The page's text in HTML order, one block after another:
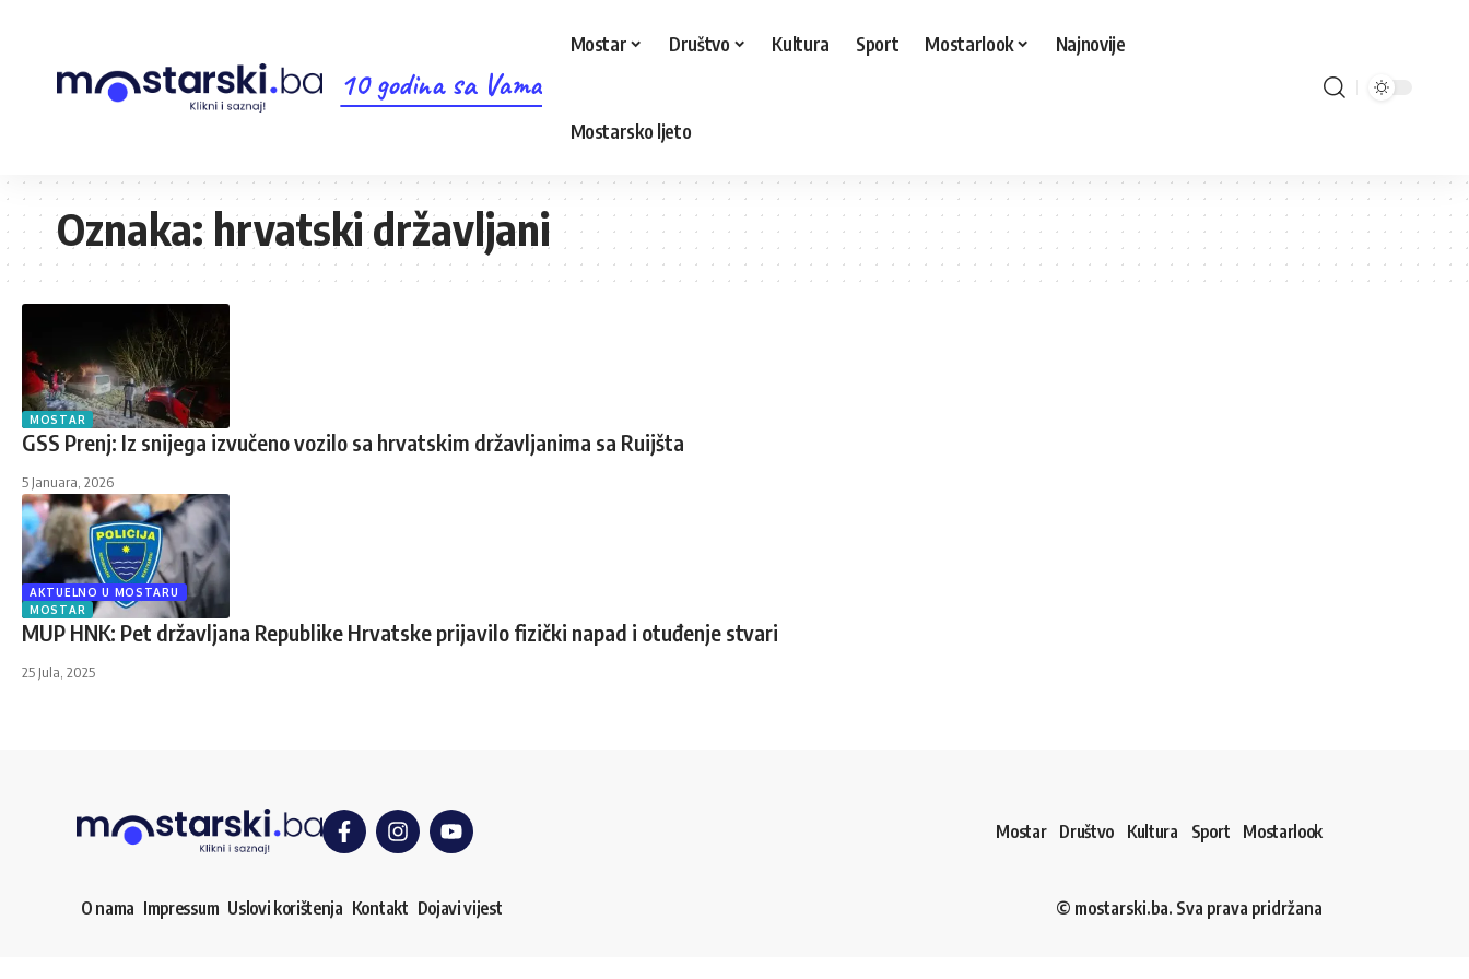
10 godina sa Vama
Mostar Društvo Kultura Sport Mostarlook Najnovije
Mostarsko ljeto
Oznaka:hrvatski državljani
MOSTAR
GSS Prenj: Iz snijega izvučeno vozilo sa hrvatskim državljanima sa Ruijšta
5 Januara, 2026
AKTUELNO U MOSTARU
MOSTAR
MUP HNK: Pet državljana Republike Hrvatske prijavilo fizički napad i otuđenje stvari
25 Jula, 2025
Mostar Društvo Kultura Sport Mostarlook
O nama Impressum Uslovi korištenja Kontakt Dojavi vijest © mostarski.ba. Sva prava pridržana